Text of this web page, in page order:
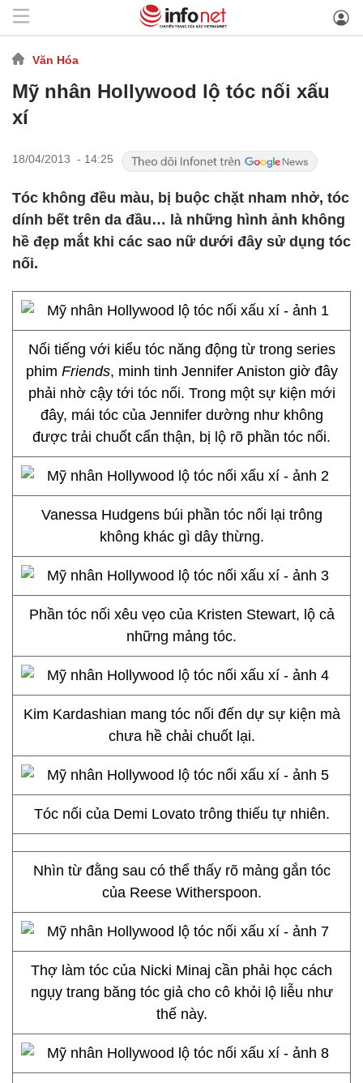
Văn Hóa
Mỹ nhân Hollywood lộ tóc nối xấu
xí
18/04/2013 - 14:25
Tóc không đều màu, bị buộc chặt nham nhở, tóc
dính bết trên da đầu… là những hình ảnh không
hề đẹp mắt khi các sao nữ dưới đây sử dụng tóc
nối.
Nổi tiếng với kiểu tóc năng động từ trong series
phim Friends, minh tinh Jennifer Aniston giờ đây
phải nhờ cậy tới tóc nối. Trong một sự kiện mới
đây, mái tóc của Jennifer dường như không
được trải chuốt cẩn thận, bị lộ rõ phần tóc nối.
Vanessa Hudgens búi phần tóc nối lại trông
không khác gì dây thừng.
Phần tóc nối xêu vẹo của Kristen Stewart, lộ cả
những mảng tóc.
Kim Kardashian mang tóc nối đến dự sự kiện mà
chưa hề chải chuốt lại.
Tóc nối của Demi Lovato trông thiếu tự nhiên.
Nhìn từ đằng sau có thể thấy rõ mảng gắn tóc
của Reese Witherspoon.
Thợ làm tóc của Nicki Minaj cần phải học cách
ngụy trang băng tóc giả cho cô khỏi lộ liễu như
thế này.